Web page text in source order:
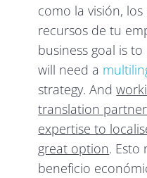
como la visión,
recursos de tu
business goal is
will need a
strategy. And
translation
expertise to
great option. Esto
beneficio